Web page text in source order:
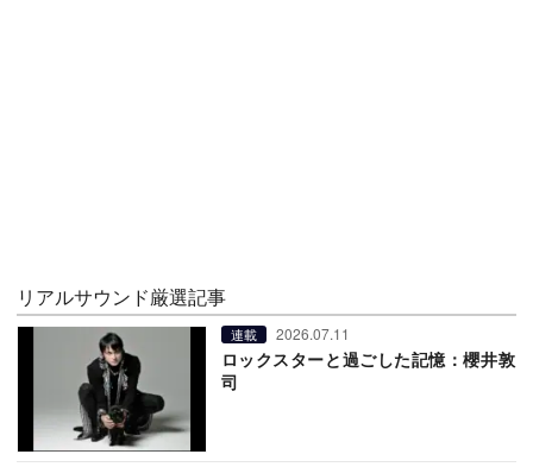
リアルサウンド厳選記事
連載 2026.07.11
ロックスターと過ごした記憶：櫻井敦
司